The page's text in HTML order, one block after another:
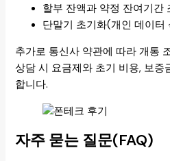
할부 잔액과 약정 잔여기간
단말기 초기화(개인 데이터
추가로 통신사 약관에 따라 개통
상담 시 요금제와 초기 비용, 보
합니다.
자주 묻는 질문(FAQ)